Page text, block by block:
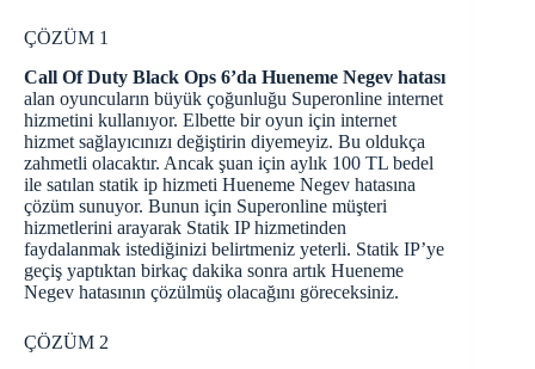
ÇÖZÜM 1
Call Of Duty Black Ops 6’da Hueneme Negev hatası
alan oyuncuların büyük çoğunluğu Superonline internet
hizmetini kullanıyor. Elbette bir oyun için internet
hizmet sağlayıcınızı değiştirin diyemeyiz. Bu oldukça
zahmetli olacaktır. Ancak şuan için aylık 100 TL bedel
ile satılan statik ip hizmeti Hueneme Negev hatasına
çözüm sunuyor. Bunun için Superonline müşteri
hizmetlerini arayarak Statik IP hizmetinden
faydalanmak istediğinizi belirtmeniz yeterli. Statik IP’ye
geçiş yaptıktan birkaç dakika sonra artık Hueneme
Negev hatasının çözülmüş olacağını göreceksiniz.
ÇÖZÜM 2